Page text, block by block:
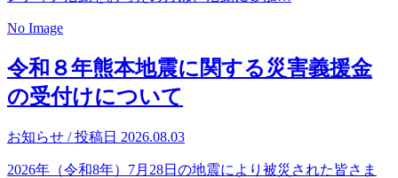
No Image
令和８年熊本地震に関する災害義援金
の受付けについて
お知らせ / 投稿日 2026.08.03
2026年（令和8年）7月28日の地震により被災された皆さま